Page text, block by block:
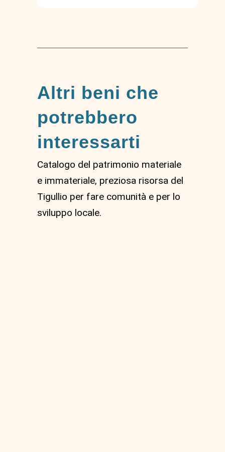
Altri beni che
potrebbero
interessarti
Catalogo del patrimonio materiale
e immateriale, preziosa risorsa del
Tigullio per fare comunità e per lo
sviluppo locale.